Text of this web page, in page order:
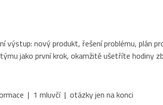
výstup: nový produkt, řešení problému, plán
jako první krok, okamžitě ušetříte hodiny
| 1 mluvčí | otázky jen na konci